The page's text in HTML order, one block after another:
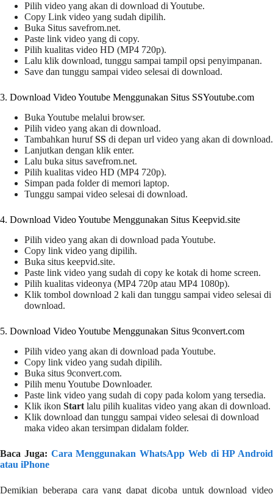
Pilih video yang akan di download di Youtube.
Copy Link video yang sudah dipilih.
Buka Situs savefrom.net.
Paste link video yang di copy.
Pilih kualitas video HD (MP4 720p).
Lalu klik download, tunggu sampai tampil opsi penyimpanan.
Save dan tunggu sampai video selesai di download.
3. Download Video Youtube Menggunakan Situs SSYoutube.com
Buka Youtube melalui browser.
Pilih video yang akan di download.
Tambahkan hurufSS di depan url video yang akan di download.
Lanjutkan dengan klik enter.
Lalu buka situs savefrom.net.
Pilih kualitas video HD (MP4 720p).
Simpan pada folder di memori laptop.
Tunggu sampai video selesai di download.
4. Download Video Youtube Menggunakan Situs Keepvid.site
Pilih video yang akan di download pada Youtube.
Copy link video yang dipilih.
Buka situs keepvid.site.
Paste link video yang sudah di copy ke kotak di home screen.
Pilih kualitas videonya (MP4 720p atau MP4 1080p).
Klik tombol download 2 kali dan tunggu sampai video selesai di
download.
5. Download Video Youtube Menggunakan Situs 9convert.com
Pilih video yang akan di download pada Youtube.
Copy link video yang sudah dipilih.
Buka situs 9convert.com.
Pilih menu Youtube Downloader.
Paste link video yang sudah di copy pada kolom yang tersedia.
Klik ikon Start lalu pilih kualitas video yang akan di download.
Klik download dan tunggu sampai video selesai di download
maka video akan tersimpan didalam folder.
Baca Juga: Cara Menggunakan WhatsApp Web di HP Android
atau iPhone
Demikian beberapa cara yang dapat dicoba untuk download video